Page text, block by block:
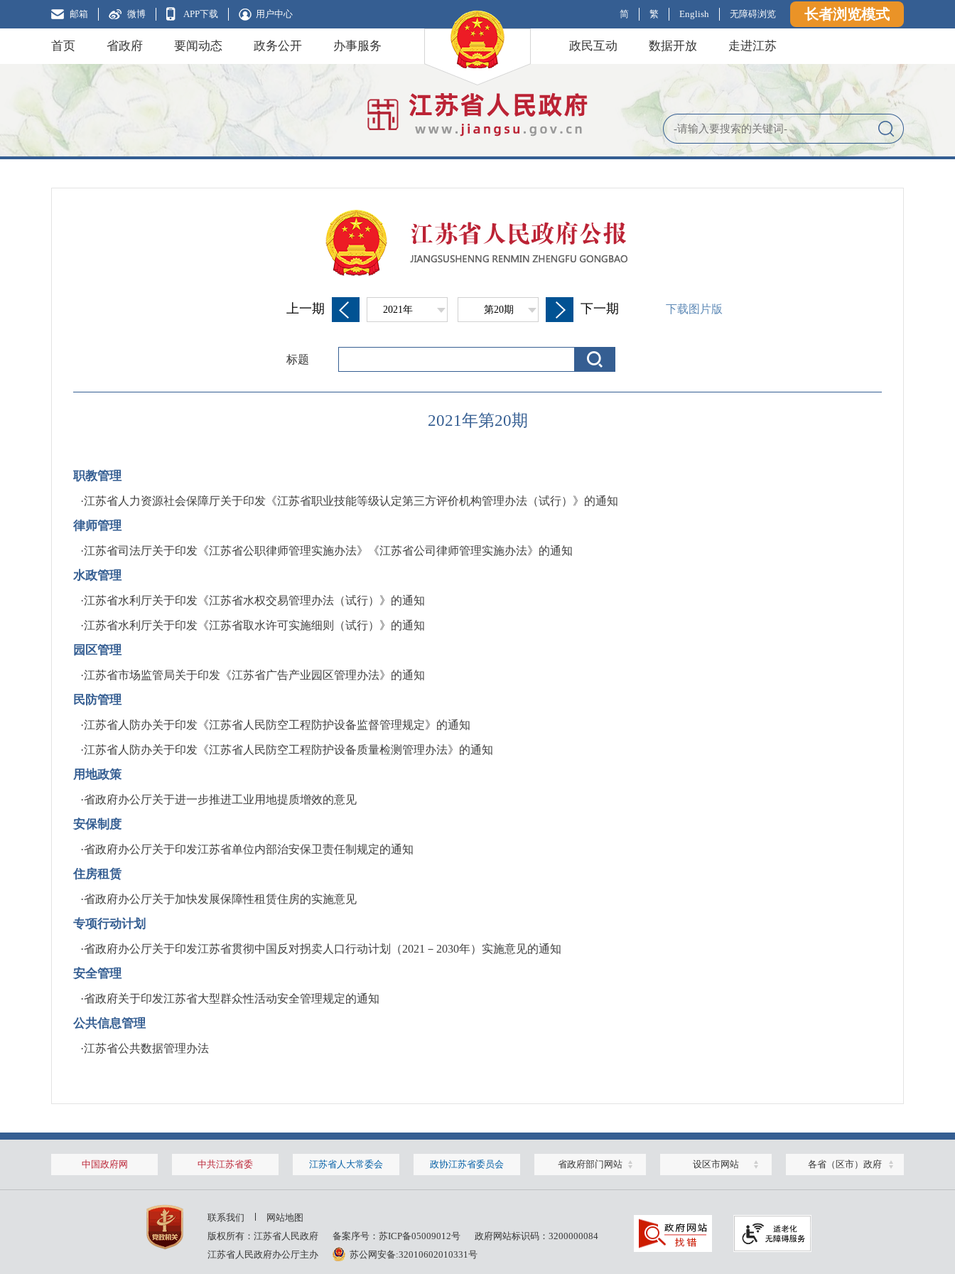
邮箱 微博 APP下载 用户中心 简 繁 English 无障碍浏览 长者浏览模式
首页 省政府 要闻动态 政务公开 办事服务 政民互动 数据开放 走进江苏
上一期 2021年 第20期 下一期 下载图片版
标题
2021年第20期
职教管理
·江苏省人力资源社会保障厅关于印发《江苏省职业技能等级认定第三方评价机构管理办法（试行）》的通知
律师管理
·江苏省司法厅关于印发《江苏省公职律师管理实施办法》《江苏省公司律师管理实施办法》的通知
水政管理
·江苏省水利厅关于印发《江苏省水权交易管理办法（试行）》的通知
·江苏省水利厅关于印发《江苏省取水许可实施细则（试行）》的通知
园区管理
·江苏省市场监管局关于印发《江苏省广告产业园区管理办法》的通知
民防管理
·江苏省人防办关于印发《江苏省人民防空工程防护设备监督管理规定》的通知
·江苏省人防办关于印发《江苏省人民防空工程防护设备质量检测管理办法》的通知
用地政策
·省政府办公厅关于进一步推进工业用地提质增效的意见
安保制度
·省政府办公厅关于印发江苏省单位内部治安保卫责任制规定的通知
住房租赁
·省政府办公厅关于加快发展保障性租赁住房的实施意见
专项行动计划
·省政府办公厅关于印发江苏省贯彻中国反对拐卖人口行动计划（2021－2030年）实施意见的通知
安全管理
·省政府关于印发江苏省大型群众性活动安全管理规定的通知
公共信息管理
·江苏省公共数据管理办法
中国政府网 中共江苏省委 江苏省人大常委会 政协江苏省委员会 省政府部门网站 设区市网站 各省（区市）政府
联系我们
网站地图
版权所有：江苏省人民政府
备案序号： 苏ICP备05009012号
政府网站标识码：3200000084
江苏省人民政府办公厅主办
苏公网安备:32010602010331号